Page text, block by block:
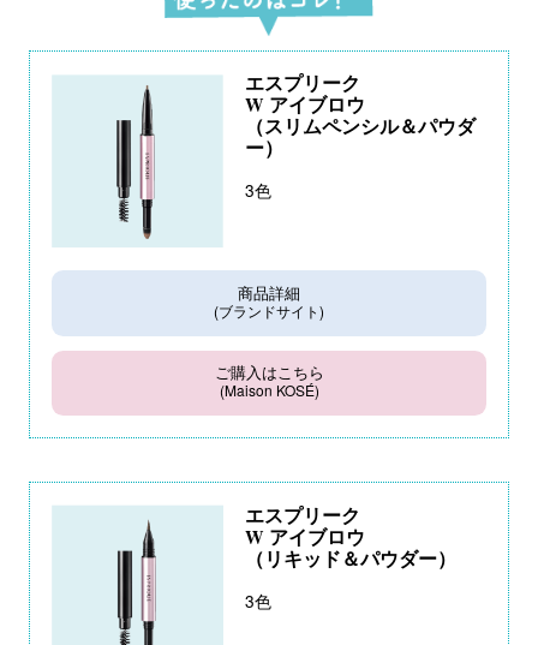
エスプリーク
W アイブロウ
（スリムペンシル＆パウダ
ー）
3色
商品詳細
(ブランドサイト)
ご購入はこちら
(Maison KOSÉ)
エスプリーク
W アイブロウ
（リキッド＆パウダー）
3色